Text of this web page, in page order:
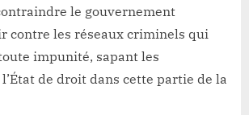
le gouvernement
contre les réseaux criminels qui
impunité, sapant les
de droit dans cette partie de la